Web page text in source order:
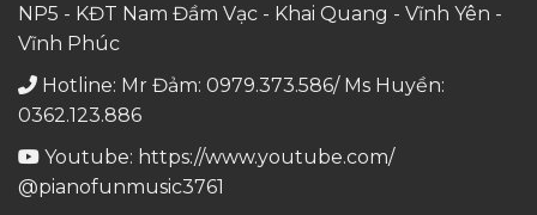
NP5 - KĐT Nam Đầm Vạc - Khai Quang - Vĩnh Yên -
Vĩnh Phúc
Hotline: Mr Đảm: 0979.373.586/ Ms Huyền:
0362.123.886
Youtube: https://www.youtube.com/
@pianofunmusic3761